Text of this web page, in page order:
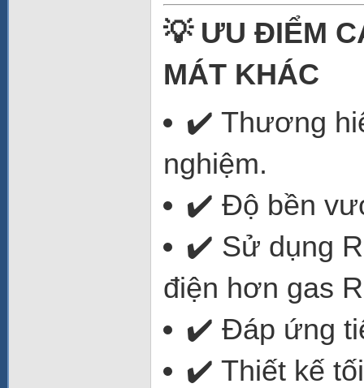
💡 ƯU ĐIỂM
MÁT KHÁC
✔️ Thương
nghiệm.
✔️ Độ bền
✔️ Sử dụng
điện hơn gas
✔️ Đáp ứng
✔️ Thiết kế